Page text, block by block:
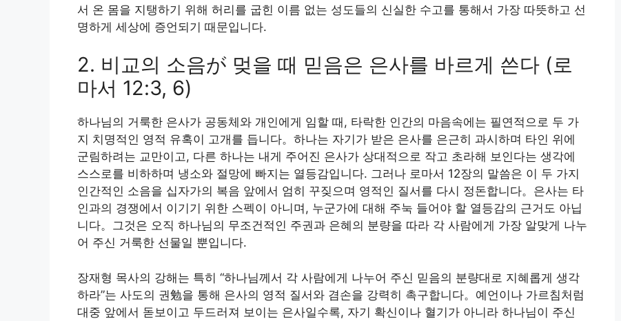
서 온 몸을 지탱하기 위해 허리를 굽힌 이름 없는 성도들의 신실한 수고를 통해서 가장 따뜻하고 선
명하게 세상에 증언되기 때문입니다.
2. 비교의 소음が 멎을 때 믿음은 은사를 바르게 쓴다 (로
마서 12:3, 6)
하나님의 거룩한 은사가 공동체와 개인에게 임할 때, 타락한 인간의 마음속에는 필연적으로 두 가
지 치명적인 영적 유혹이 고개를 듭니다。하나는 자기가 받은 은사를 은근히 과시하며 타인 위에
군림하려는 교만이고, 다른 하나는 내게 주어진 은사가 상대적으로 작고 초라해 보인다는 생각에
스스로를 비하하며 냉소와 절망에 빠지는 열등감입니다. 그러나 로마서 12장의 말씀은 이 두 가지
인간적인 소음을 십자가의 복음 앞에서 엄히 꾸짖으며 영적인 질서를 다시 정돈합니다。은사는 타
인과의 경쟁에서 이기기 위한 스펙이 아니며, 누군가에 대해 주눅 들어야 할 열등감의 근거도 아닙
니다。그것은 오직 하나님의 무조건적인 주권과 은혜의 분량을 따라 각 사람에게 가장 알맞게 나누
어 주신 거룩한 선물일 뿐입니다.
장재형 목사의 강해는 특히 “하나님께서 각 사람에게 나누어 주신 믿음의 분량대로 지혜롭게 생각
하라”는 사도의 권勉을 통해 은사의 영적 질서와 겸손을 강력히 촉구합니다。예언이나 가르침처럼
대중 앞에서 돋보이고 두드러져 보이는 은사일수록, 자기 확신이나 혈기가 아니라 하나님이 주신